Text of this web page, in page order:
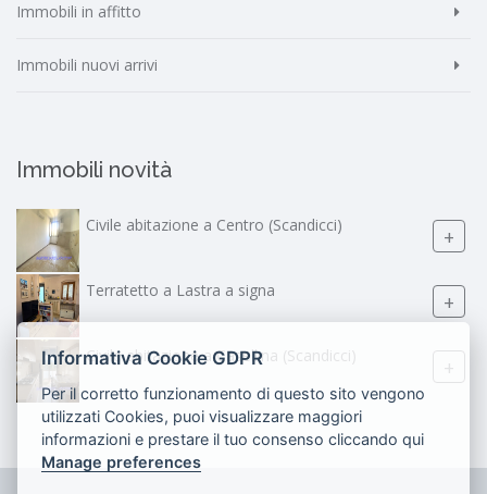
Immobili in affitto
Immobili nuovi arrivi
Immobili novità
Civile abitazione a Centro (Scandicci) +
Terratetto a Lastra a signa +
Civile abitazione a Casellina (Scandicci) +
Informativa Cookie GDPR
Per il corretto funzionamento di questo sito vengono
utilizzati Cookies, puoi visualizzare maggiori
informazioni e prestare il tuo consenso cliccando qui
Manage preferences